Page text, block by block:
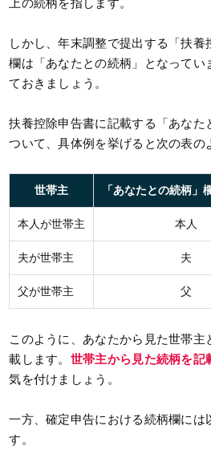
上の続柄を指します。
しかし、年末調整で提出する「扶
欄は「あなたとの続柄」となってい
ておきましょう。
扶養控除申告書に記載する「あなた
ついて、具体例を挙げると次の表の
世帯主 「あなたとの続柄」
本人が世帯主 本人
夫が世帯主 夫
父が世帯主 父
このように、あなたから見た世帯
載します。 世帯主から見た続柄を記
気を付けましょう。
一方、確定申告における続柄欄には
す。